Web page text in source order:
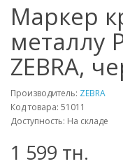
Маркер
металлу
ZEBRA,
Производитель: ZEBRA
Код товара: 51011
Доступность: На складе
1 599 тн.